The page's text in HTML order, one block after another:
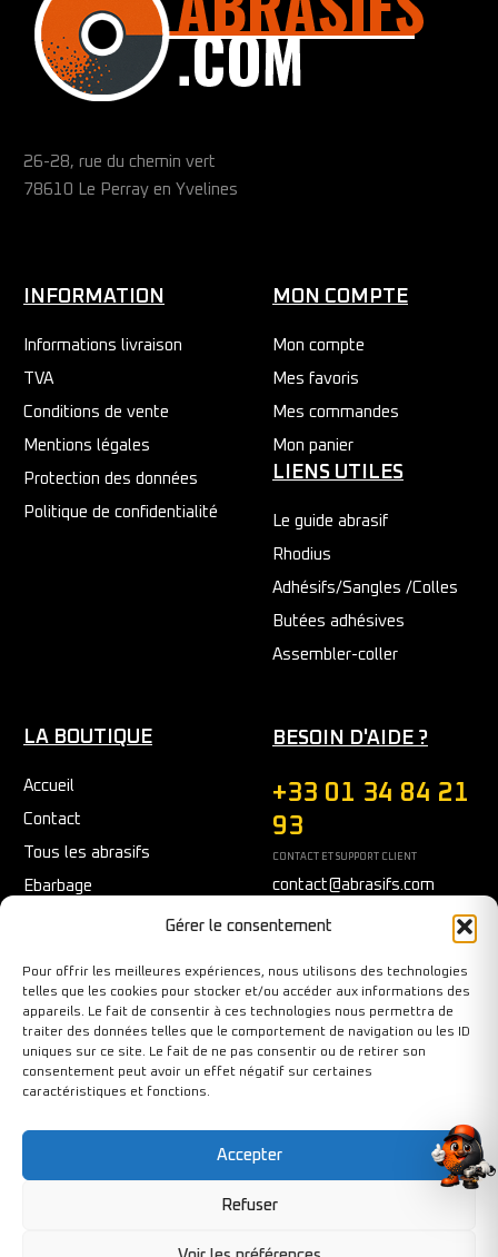
Gérer le consentement
Pour offrir les meilleures expériences, nous utilisons des technologies
telles que les cookies pour stocker et/ou accéder aux informations des
appareils. Le fait de consentir à ces technologies nous permettra de
traiter des données telles que le comportement de navigation ou les ID
uniques sur ce site. Le fait de ne pas consentir ou de retirer son
consentement peut avoir un effet négatif sur certaines
caractéristiques et fonctions.
Accepter
Refuser
26-28, rue du chemin vert
78610 Le Perray en Yvelines
INFORMATION
Informations livraison
TVA
Conditions de vente
Mentions légales
Protection des données
Politique de confidentialité
MON COMPTE
Mon compte
Mes favoris
Mes commandes
Mon panier
LIENS UTILES
Le guide abrasif
Rhodius
Adhésifs/Sangles /Colles
Butées adhésives
Assembler-coller
LA BOUTIQUE
Accueil
Contact
Tous les abrasifs
Ebarbage
Nettoyage
Outils diamantés
Ponçage
Sécurité au travail
BESOIN D'AIDE ?
+33 01 34 84 21
93
CONTACT ET SUPPORT CLIENT
contact@abrasifs.com
Du Lundi au Vendredi
Copyright©BY-PIXCL 2026. Tous droits réservés.